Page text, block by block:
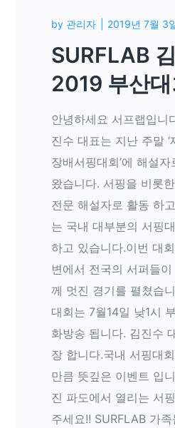
by 관리자 2019년 7월 3
SURFLAB
2019 부산
안녕하세요 서프랩입니
진수 대표는 지난 주말 ‘
장배서핑대회’에 해설
왔습니다. 서핑을 비롯
전문 해설자로 활동 하
는 국내 대부분의 서핑
하고 있습니다.이번 대
변에서 전국의 서퍼들
께 멋진 경기를 펼쳤습
대회는 7월14일 낮1시
화방송 됩니다. 김진수
장 합니다.국내 서핑대
만큼 뜻깊은 이벤트 입
진 파도에서 열리는 서
주세요!! SURFLAB 가